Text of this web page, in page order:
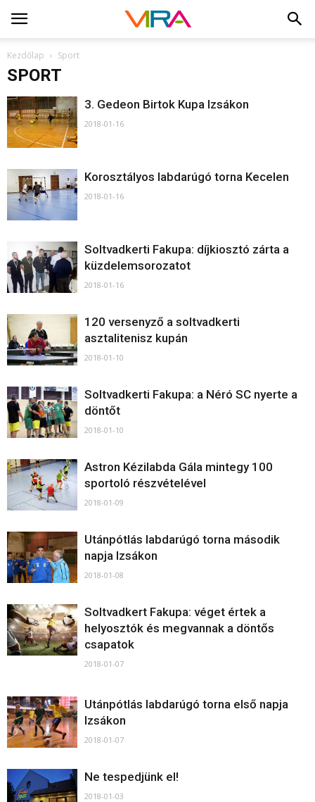
Kezdőlap Sport
SPORT
3. Gedeon Birtok Kupa Izsákon
2018-01-16
Korosztályos labdarúgó torna Kecelen
2018-01-16
Soltvadkerti Fakupa: díjkiosztó zárta a
küzdelemsorozatot
2018-01-16
120 versenyző a soltvadkerti
asztalitenisz kupán
2018-01-10
Soltvadkerti Fakupa: a Néró SC nyerte a
döntőt
2018-01-10
Astron Kézilabda Gála mintegy 100
sportoló részvételével
2018-01-09
Utánpótlás labdarúgó torna második
napja Izsákon
2018-01-08
Soltvadkert Fakupa: véget értek a
helyosztók és megvannak a döntős
csapatok
2018-01-07
Utánpótlás labdarúgó torna első napja
Izsákon
2018-01-07
Ne tespedjünk el!
2018-01-03